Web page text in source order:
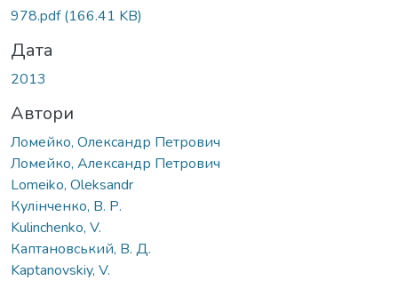
978.pdf(166.41 KB)
Дата
2013
Автори
Ломейко, Олександр Петрович
Ломейко, Александр Петрович
Lomeiko, Oleksandr
Кулінченко, В. Р.
Kulinchenko, V.
Каптановський, В. Д.
Kaptanovskiy, V.